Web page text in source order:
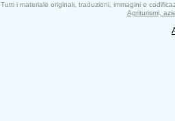
Tutti i materiale originali, traduzioni, immagini e
Agriturismi,